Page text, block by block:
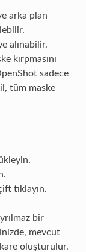
arka plan
alınabilir.
kırpmasını
sadece
tüm maske
tıklayın.
bir
mevcut
oluşturulur.